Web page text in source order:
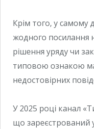
Крім того, у самому
жодного посилання
рішення уряду чи
типовою ознакою
недостовірних
У 2025 році канал
що зареєстрований